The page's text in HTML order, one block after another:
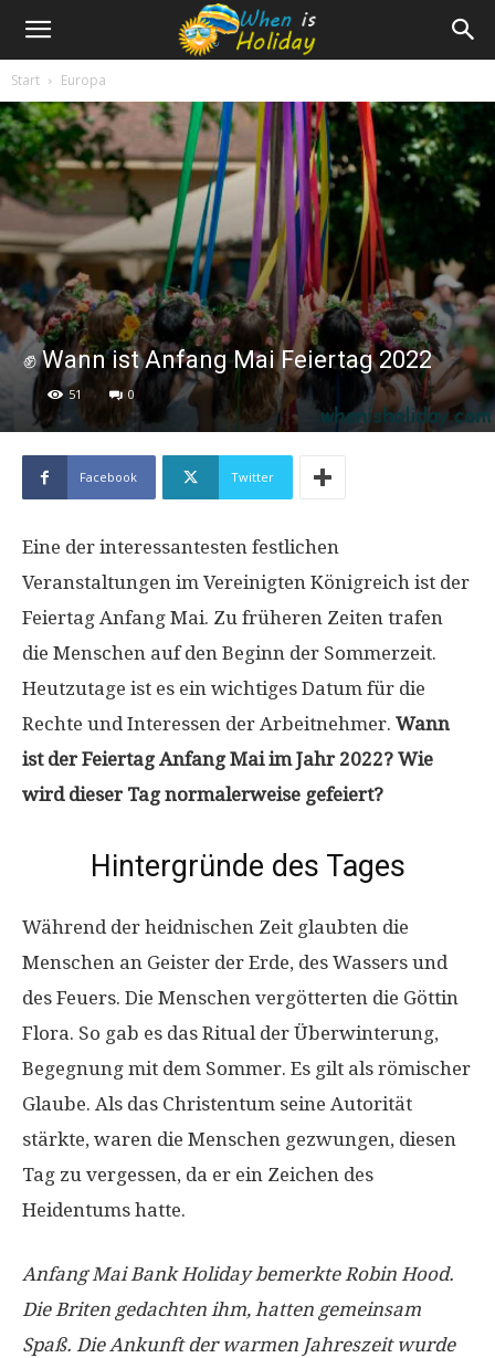
Start Europa
✊ Wann ist Anfang Mai Feiertag 2022
51 0
Facebook Twitter
Eine der interessantesten festlichen
Veranstaltungen im Vereinigten Königreich ist der
Feiertag Anfang Mai. Zu früheren Zeiten trafen
die Menschen auf den Beginn der Sommerzeit.
Heutzutage ist es ein wichtiges Datum für die
Rechte und Interessen der Arbeitnehmer. Wann
ist der Feiertag Anfang Mai im Jahr 2022? Wie
wird dieser Tag normalerweise gefeiert?
Hintergründe des Tages
Während der heidnischen Zeit glaubten die
Menschen an Geister der Erde, des Wassers und
des Feuers. Die Menschen vergötterten die Göttin
Flora. So gab es das Ritual der Überwinterung,
Begegnung mit dem Sommer. Es gilt als römischer
Glaube. Als das Christentum seine Autorität
stärkte, waren die Menschen gezwungen, diesen
Tag zu vergessen, da er ein Zeichen des
Heidentums hatte.
Anfang Mai Bank Holiday bemerkte Robin Hood.
Die Briten gedachten ihm, hatten gemeinsam
Spaß. Die Ankunft der warmen Jahreszeit wurde